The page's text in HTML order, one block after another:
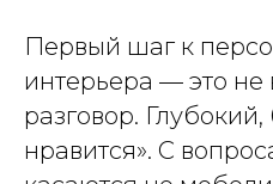
Первый шаг к
интерьера — это не
разговор.
нравится». С